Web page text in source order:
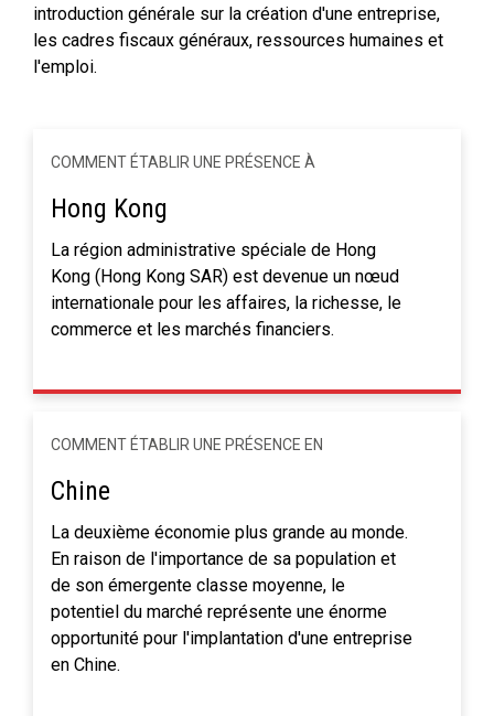
introduction générale sur la création d'une entreprise,
les cadres fiscaux généraux, ressources humaines et
l'emploi.
COMMENT ÉTABLIR UNE PRÉSENCE À
Hong Kong
La région administrative spéciale de Hong
Kong (Hong Kong SAR) est devenue un nœud
internationale pour les affaires, la richesse, le
commerce et les marchés financiers.
COMMENT ÉTABLIR UNE PRÉSENCE EN
Chine
La deuxième économie plus grande au monde.
En raison de l'importance de sa population et
de son émergente classe moyenne, le
potentiel du marché représente une énorme
opportunité pour l'implantation d'une entreprise
en Chine.